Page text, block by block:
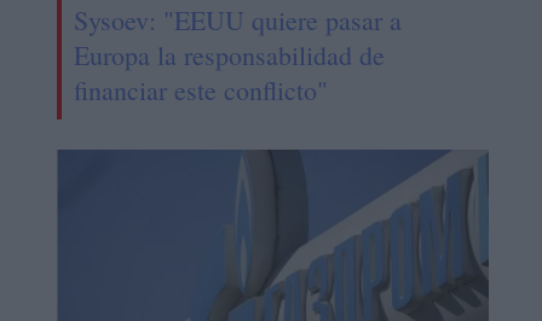
Sysoev: "EEUU quiere pasar a
Europa la responsabilidad de
financiar este conflicto"